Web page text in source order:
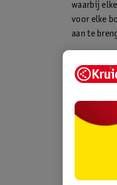
waarbij
voor elke
aan te
De
De
1. De
Deze stijl